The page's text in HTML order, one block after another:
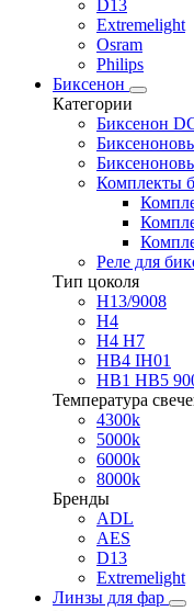
D13
Extremelight
Osram
Philips
Биксенон
Категории
Биксенон
Комплекты
Реле для
Тип цоколя
H13/9008
H4
H4 H7
HB4 IH01
HB1 HB5
Температура
4300k
5000k
6000k
8000k
Бренды
ADL
AES
D13
Extremelight
Линзы для фар